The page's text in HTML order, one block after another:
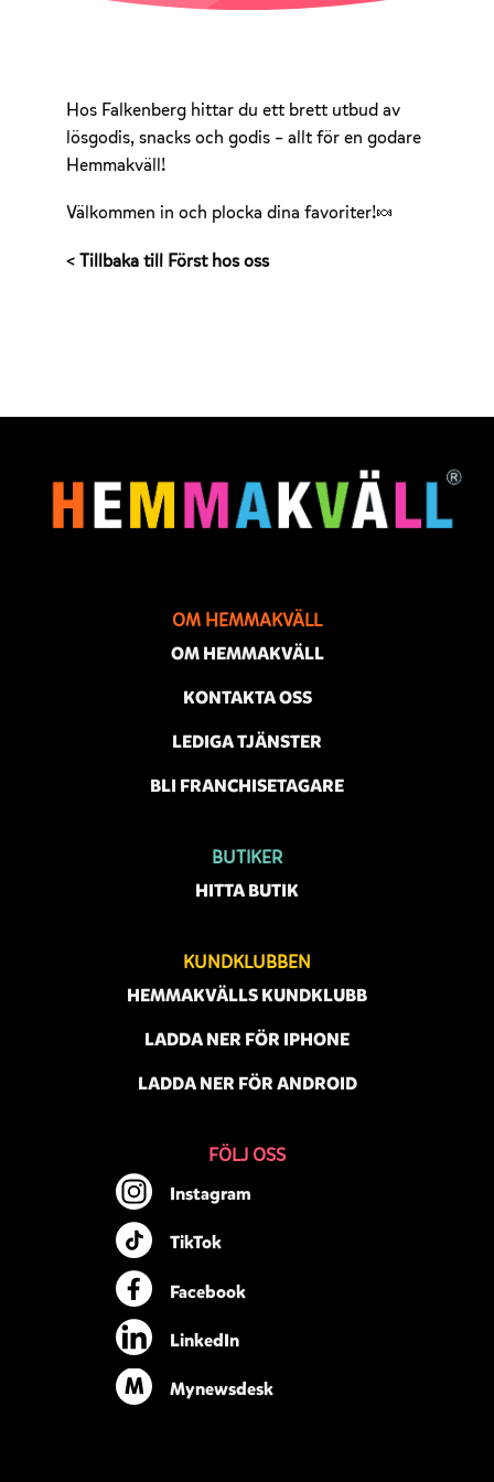
Hos Falkenberg hittar du ett brett utbud av
lösgodis, snacks och godis – allt för en godare
Hemmakväll!
Välkommen in och plocka dina favoriter!🍬
< Tillbaka till Först hos oss
OM HEMMAKVÄLL
OM HEMMAKVÄLL
KONTAKTA OSS
LEDIGA TJÄNSTER
BLI FRANCHISETAGARE
BUTIKER
HITTA BUTIK
KUNDKLUBBEN
HEMMAKVÄLLS KUNDKLUBB
LADDA NER FÖR IPHONE
LADDA NER FÖR ANDROID
FÖLJ OSS
Instagram
TikTok
Facebook
LinkedIn
M Mynewsdesk